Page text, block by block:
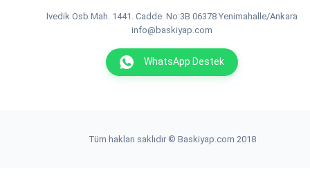
İvedik Osb Mah. 1441. Cadde. No:3B 06378 Yenimahalle/Ankara
info@baskiyap.com
WhatsApp Destek
Tüm hakları saklıdır © Baskiyap.com 2018